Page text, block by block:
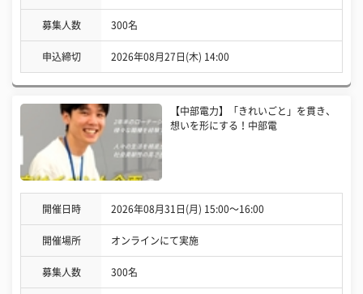
募集人数 300名
申込締切 2026年08月27日(木) 14:00
【中部電力】「きれいごと」を貫き、
想いを形にする！中部電
開催日時 2026年08月31日(月) 15:00〜16:00
開催場所 オンラインにて実施
募集人数 300名